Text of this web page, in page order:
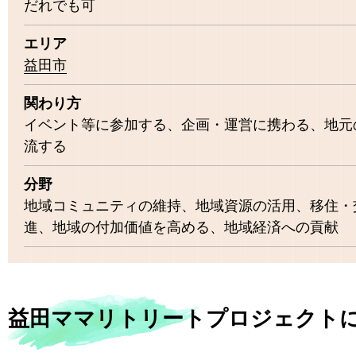
だれでも可
エリア
益田市
関わり方
イベント等に参加する、企画・運営に携わる、地
流する
分野
地域コミュニティの維持、地域資源の活用、移住
進、地域の付加価値を高める、地域経済への貢献
益田ママリトリートプロジェクト